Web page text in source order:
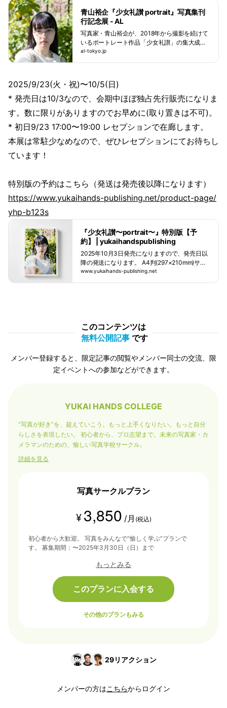
青山裕企『少女礼讃 portrait』写真集刊
行記念展 - AL
写真家・青山裕企が、2018年から撮影を続けて
いるポートレート作品「少女礼讃」の集大成と
なる大型写真集が玄光社より刊行するのを記念
al-tokyo.jp
2025/9/23(火・祝)〜10/5(日)
* 発売日は10/3なので、会期中ほぼ独占先行販売になりま
す。数に限りがありますのでお早めに(取り置きは不可)。
* 初日9/23 17:00〜19:00 レセプションで在廊します。
本展は常駐少なめなので、ぜひレセプションにてお待ちし
ています！
特別版の予約はこちら（発送は発売後以降になります）
https://www.yukaihands-publishing.net/product-page/
yhp-b123s
『少女礼讃〜portrait〜』特別版【予
約】 | yukaihandspublishing
2025年10月3日発売になりますので、発売日以
降の発送になります。 A4判(297×210mm)サイ
ズ、全480ページ 【特別版】データカード(収録
www.yukaihands-publishing.net
このコンテンツは
無料公開記事 です
メンバー登録すると、限定記事の閲覧やメンバー同士の交流、限
定イベントへの参加などができます。
YUKAI HANDS COLLEGE
“写真が好き”を、超えていこう。もっと上手くなりたい。もっと自分
らしさを表現したい。 初心者から、プロ志望まで。未来の写真家・カ
メラマンのための、愉しい写真学校サークル。
詳細を見る
写真サークルプラン
¥ 3,850 /月 (税込)
初心者から大歓迎。 写真をみんなで“愉しく学ぶ”プランで
す。 募集期間：〜2025年3月30日（日）まで
もっとみる
このプランに入会する
その他のプランもみる
29リアクション
メンバーの方はこちらからログイン